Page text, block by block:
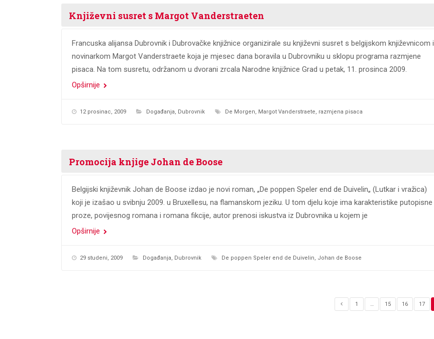
Književni susret s Margot Vanderstraeten
Francuska alijansa Dubrovnik i Dubrovačke knjižnice organizirale su književni susret s belgijskom književnicom i
novinarkom Margot Vanderstraete koja je mjesec dana boravila u Dubrovniku u sklopu programa razmjene
pisaca. Na tom susretu, održanom u dvorani zrcala Narodne knjižnice Grad u petak, 11. prosinca 2009.
Opširnije
12 prosinac, 2009 Događanja, Dubrovnik De Morgen, Margot Vanderstraete, razmjena pisaca
Promocija knjige Johan de Boose
Belgijski književnik Johan de Boose izdao je novi roman, „De poppen Speler end de Duivelin„ (Lutkar i vražica)
koji je izašao u svibnju 2009. u Bruxellesu, na flamanskom jeziku. U tom djelu koje ima karakteristike putopisne
proze, povijesnog romana i romana fikcije, autor prenosi iskustva iz Dubrovnika u kojem je
Opširnije
29 studeni, 2009 Događanja, Dubrovnik De poppen Speler end de Duivelin, Johan de Boose
1 … 15 16 17